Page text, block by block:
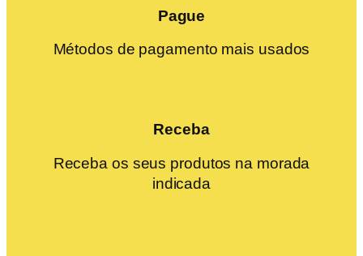
Pague
Métodos de pagamento mais usados
Receba
Receba os seus produtos na morada
indicada